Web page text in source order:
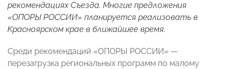
рекомендациях Съезда. Многие предложения
«ОПОРЫ РОССИИ» планируется реализовать в
Красноярском крае в ближайшее время.
Среди рекомендаций «ОПОРЫ РОССИИ» —
перезагрузка региональных программ по малому